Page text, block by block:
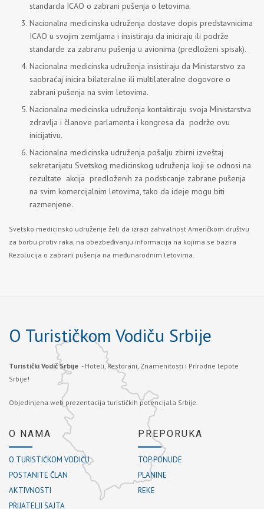
standarda ICAO o zabrani pušenja o letovima.
Nacionalna medicinska udruženja dostave dopis predstavnicima
ICAO u svojim zemljama i insistiraju da iniciraju ili podrže
standarde za zabranu pušenja u avionima (predloženi spisak).
Nacionalna medicinska udruženja insistiraju da Ministarstvo za
saobraćaj inicira bilateralne ili multilateralne dogovore o
zabrani pušenja na svim letovima.
Nacionalna medicinska udruženja kontaktiraju svoja Ministarstva
zdravlja i članove parlamenta i kongresa da podrže ovu
inicijativu.
Nacionalna medicinska udruženja pošalju zbirni izveštaj
sekretarijatu Svetskog medicinskog udruženja koji se odnosi na
rezultate akcija predloženih za podsticanje zabrane pušenja
na svim komercijalnim letovima, tako da ideje mogu biti
razmenjene.
Svetsko medicinsko udruženje želi da izrazi zahvalnost Američkom društvu
za borbu protiv raka, na obezbeđivanju informacija na kojima se bazira
Rezolucija o zabrani pušenja na međunarodnim letovima.
O Turističkom Vodiču Srbije
Turistički Vodič Srbije - Hoteli, Restorani, Znamenitosti i Prirodne lepote
Srbije!
Objedinjena web prezentacija turističkih potencijala Srbije.
O NAMA
O TURISTIČKOM VODIČU
POSTANITE ČLAN
AKTIVNOSTI
PRIJATELJI SAJTA
PREPORUKA
TOP PONUDE
PLANINE
REKE